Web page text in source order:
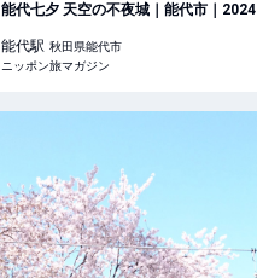
能代七夕 天空の不夜城｜能代市｜2024
能代駅 秋田県能代市
ニッポン旅マガジン